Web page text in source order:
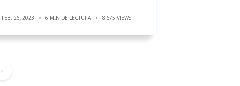
FEB. 26, 2023 6 MIN DE LECTURA 8,675 VIEWS
›